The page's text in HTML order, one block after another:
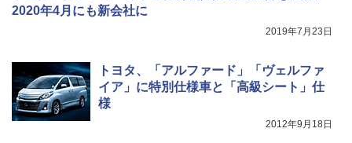
2020年4月にも新会社に
2019年7月23日
トヨタ、「アルファード」「ヴェルファ
イア」に特別仕様車と「高級シート」仕
様
2012年9月18日